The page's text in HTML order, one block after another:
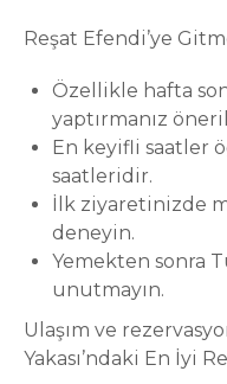
Reşat Efendi’ye
Özellikle hafta
yaptırmanız
En keyifli saatler
saatleridir.
İlk ziyaretinizde
deneyin.
Yemekten sonra
unutmayın.
Ulaşım ve
Yakası’ndaki En İyi